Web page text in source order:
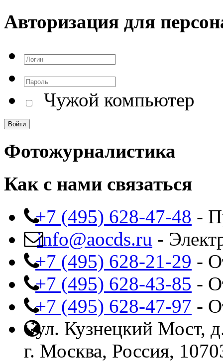
Авторизация для
Чужой компьютер
Фотожурналистика
Как с нами связаться
+7 (495) 628-47-48 -
info@aocds.ru -
+7 (495) 628-21-29 -
+7 (495) 628-43-85 -
+7 (495) 628-47-97 -
ул. Кузнецкий Мост,
г. Москва, Россия,